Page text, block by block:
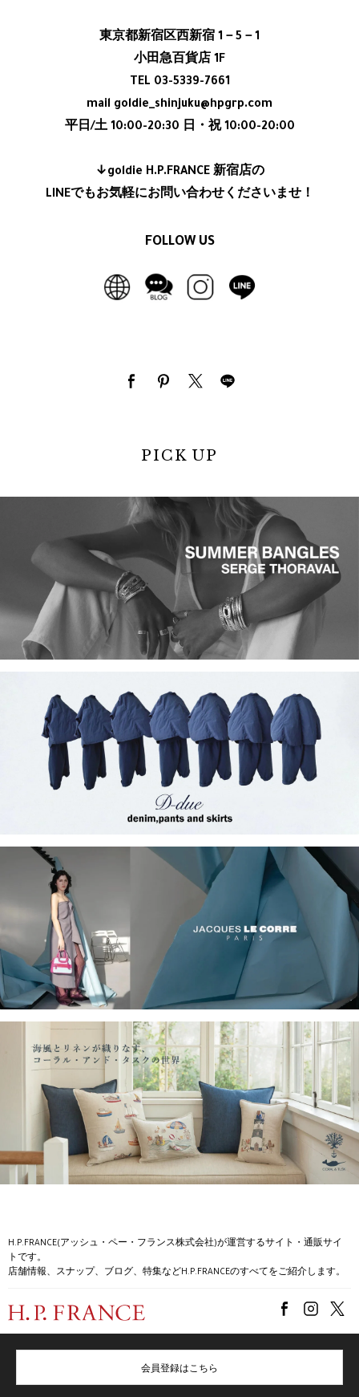
東京都新宿区西新宿 1－5－1
小田急百貨店 1F
TEL 03-5339-7661
mail goldie_shinjuku@hpgrp.com
平日/土 10:00-20:30 日・祝 10:00-20:00
↓goldie H.P.FRANCE 新宿店の
LINEでもお気軽にお問い合わせくださいませ！
FOLLOW US
PICK UP
H.P.FRANCE(アッシュ・ペー・フランス株式会社)が運営するサイト・通販サイ
トです。
店舗情報、スナップ、ブログ、特集などH.P.FRANCEのすべてをご紹介します。
会員登録はこちら